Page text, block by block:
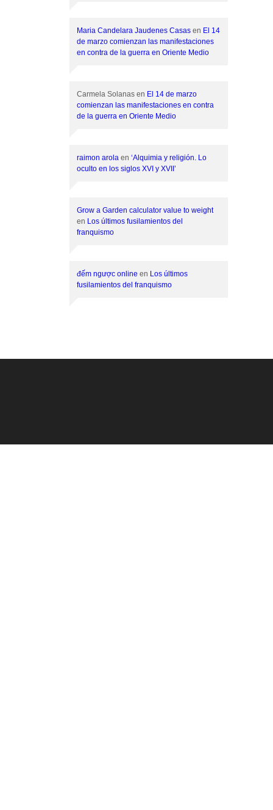
Maria Candelara Jaudenes Casas en El 14
de marzo comienzan las manifestaciones
en contra de la guerra en Oriente Medio
Carmela Solanas en El 14 de marzo
comienzan las manifestaciones en contra
de la guerra en Oriente Medio
raimon arola en ‘Alquimia y religión. Lo
oculto en los siglos XVI y XVII’
Grow a Garden calculator value to weight
en Los últimos fusilamientos del
franquismo
đếm ngược online en Los últimos
fusilamientos del franquismo